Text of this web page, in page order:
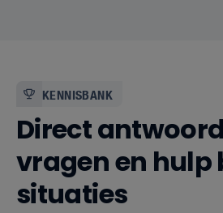
KENNISBANK
Direct
vragen en hulp
situaties